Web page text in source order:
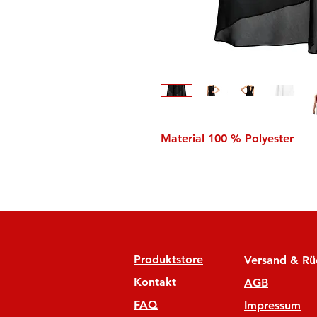
Material 100 % Polyester
Produktstore
Kontakt
FAQ
Versand &
AGB
Impressum